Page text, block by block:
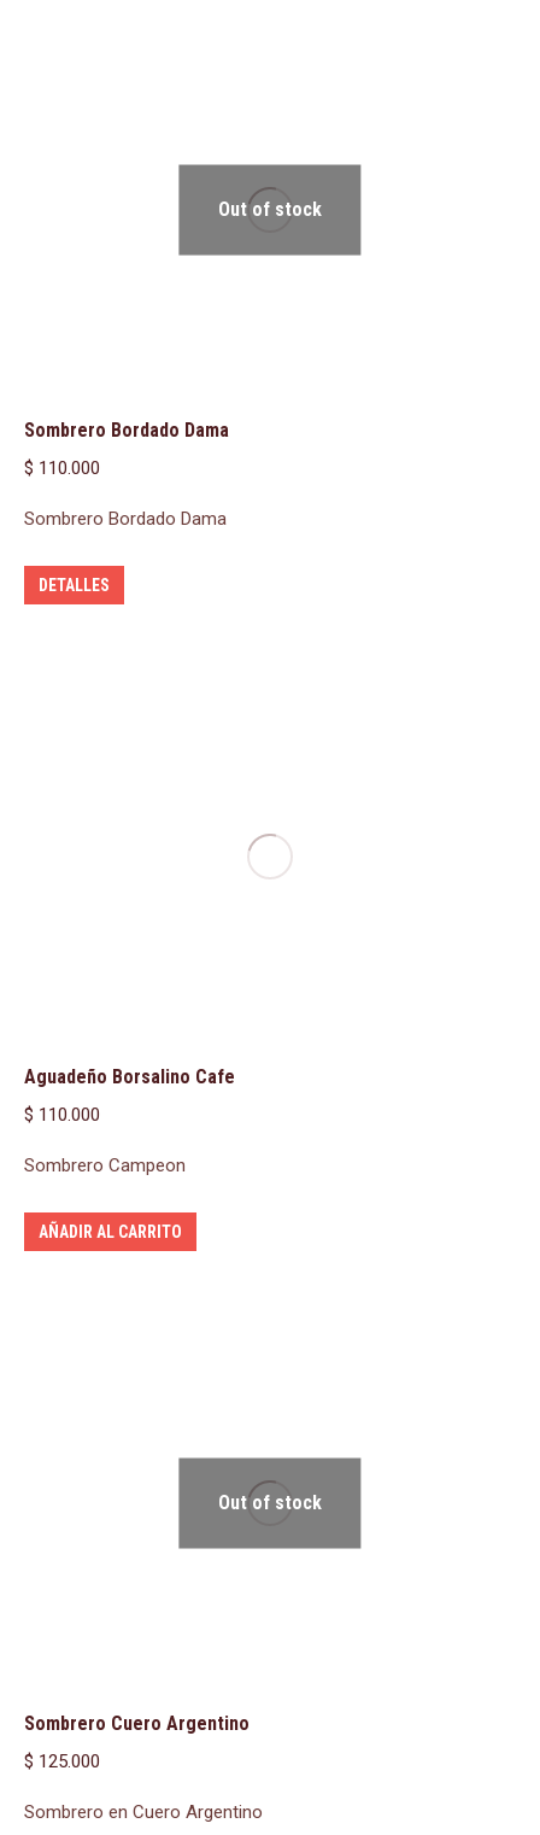
Out of stock
Sombrero Bordado Dama
$ 110.000
Sombrero Bordado Dama
DETALLES
Aguadeño Borsalino Cafe
$ 110.000
Sombrero Campeon
AÑADIR AL CARRITO
Out of stock
Sombrero Cuero Argentino
$ 125.000
Sombrero en Cuero Argentino